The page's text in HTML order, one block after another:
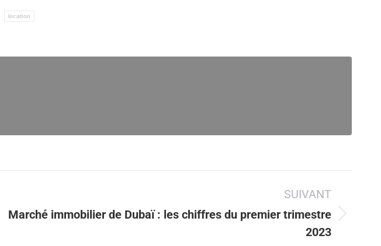
location
SUIVANT
Article
Marché immobilier de Dubaï : les chiffres du premier trimestre
2023